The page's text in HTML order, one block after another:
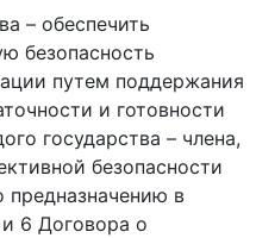
– обеспечить
безопасность
путем поддержания
и готовности
государства – члена,
безопасности
в
6 Договора о